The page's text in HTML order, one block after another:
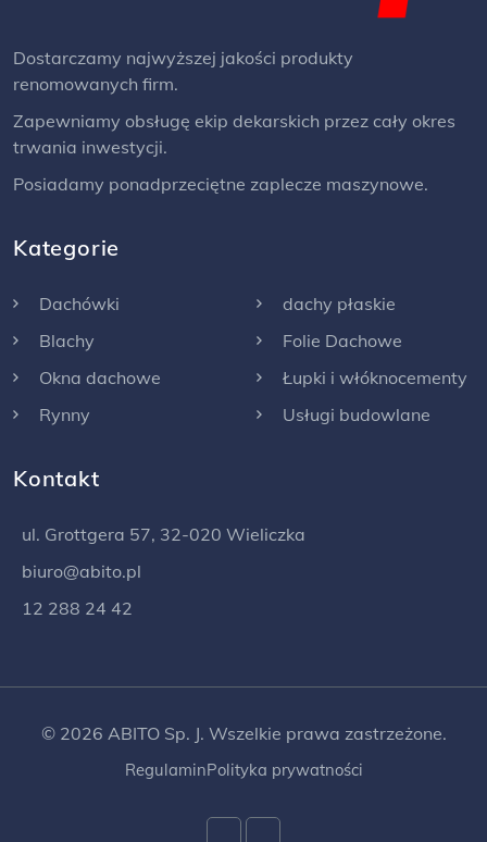
Dostarczamy najwyższej jakości produkty
renomowanych firm.
Zapewniamy obsługę ekip dekarskich przez cały okres
trwania inwestycji.
Posiadamy ponadprzeciętne zaplecze maszynowe.
Kategorie
Dachówki
Blachy
Okna dachowe
Rynny
dachy płaskie
Folie Dachowe
Łupki i włóknocementy
Usługi budowlane
Kontakt
ul. Grottgera 57, 32-020 Wieliczka
biuro@abito.pl
12 288 24 42
© 2026 ABITO Sp. J. Wszelkie prawa zastrzeżone.
RegulaminPolityka prywatności